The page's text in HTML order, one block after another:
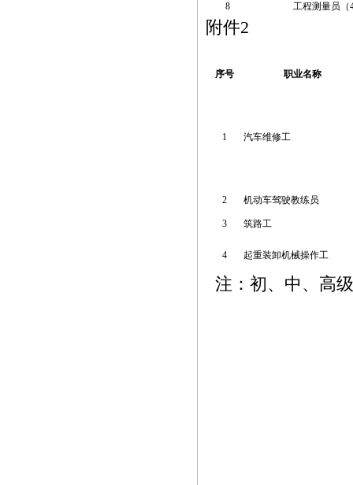
8
工程测量员（
附件2
序号 职业名称
1 汽车维修工
2 机动车驾驶教练员
3 筑路工
4 起重装卸机械操作工
注：初、中、高